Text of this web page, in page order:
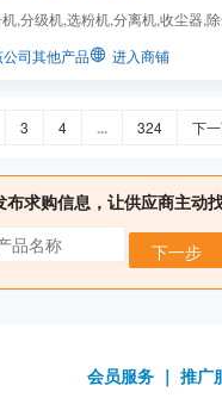
,分级机,选粉机,分离机,收尘器,
司其他产品
进入商铺
3 4 ... 324 下
求购信息，让供应商主动
下一步
会员服务 ｜ 推广